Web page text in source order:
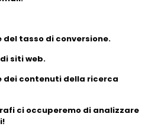
tasso di conversione.
siti web.
dei contenuti della ricerca
ci occuperemo di analizzare